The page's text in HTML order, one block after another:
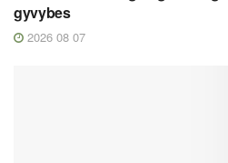
gyvybes
2026 08 07